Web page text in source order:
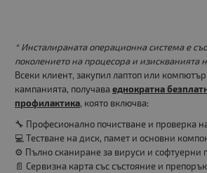
* Инсталираната операционна система е
поколението на процесора и изискванията
Всеки клиент, закупил лаптоп или
кампанията, получава еднократна
профилактика, която включва:
🔧 Професионално почистване и проверка
💻 Тестване на диск, памет и основни
⚙️ Пълно сканиране за вируси и софтуерни
📄 Сервизна карта със състояние и